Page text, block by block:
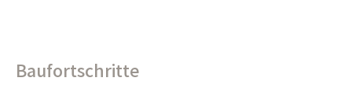
Baufortschritte